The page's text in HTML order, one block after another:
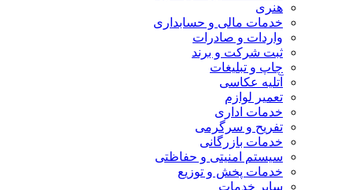
هنری
خدمات مالی و حسابداری
واردات و صادرات
ثبت شرکت و برند
چاپ و تبلیغات
آتلیه عکاسی
تعمیر لوازم
خدمات اداری
تفریح و سرگرمی
خدمات بازرگانی
سیستم امنیتی و حفاظتی
خدمات پخش و توزیع
سایر خدمات